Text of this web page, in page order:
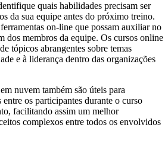
quais habilidades precisam ser
da sua equipe antes do próximo treino.
on-line que possam auxiliar no
dos membros da equipe. Os cursos online
tópicos abrangentes sobre temas
e à liderança dentro das organizações
nuvem também são úteis para
os participantes durante o curso
facilitando assim um melhor
complexos entre todos os envolvidos